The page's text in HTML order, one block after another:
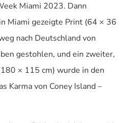
Miami 2023. Dann
Miami gezeigte Print (64 × 36
nach Deutschland von
gestohlen, und ein zweiter,
× 115 cm) wurde in den
Karma von Coney Island –